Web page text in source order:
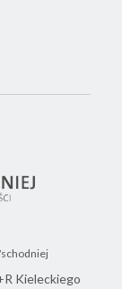
Kieleckiego